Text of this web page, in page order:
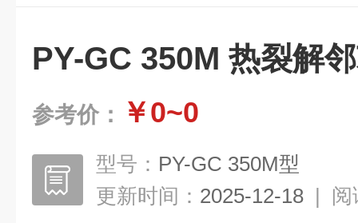
PY-GC 350M 热裂解
参考价： ￥0~0
型号： PY-GC 350M型
更新时间： 2025-12-18 | 阅